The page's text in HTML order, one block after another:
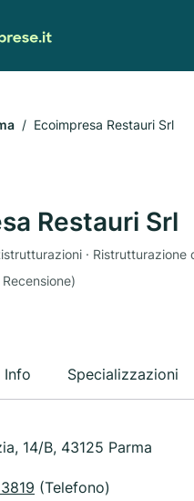
Ecoimpresa Restauri Srl
Restauri Srl
Info Specializzazioni
14/B, 43125 Parma
(Telefono)